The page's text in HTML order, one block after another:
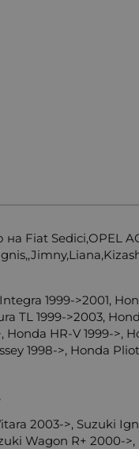
Fiat Sedici,OPEL
1999->2001,
TL 1999->2003,
HR-V 1999->,
1998->, Honda
2003->, Suzuki
Wagon R+ 2000-